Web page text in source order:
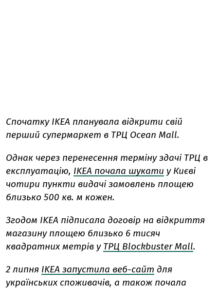
Спочатку IKEA планувала відкрити свій
перший супермаркет в ТРЦ Ocean Mall.
Однак через перенесення терміну здачі ТРЦ в
експлуатацію, IKEA почала шукати у Києві
чотири пункти видачі замовлень площею
близько 500 кв. м кожен.
Згодом IKEA підписала договір на відкриття
магазину площею близько 6 тисяч
квадратних метрів у ТРЦ Blockbuster Mall.
2 липня IKEA запустила веб-сайт для
українських споживачів, а також почала